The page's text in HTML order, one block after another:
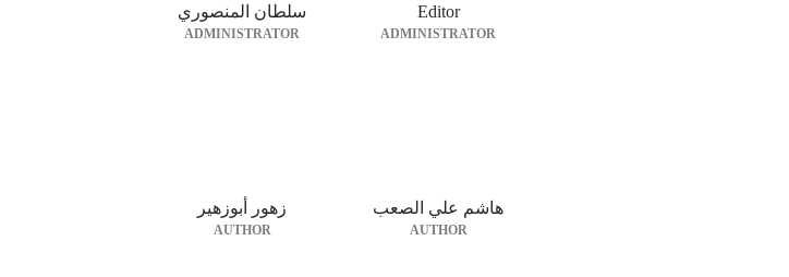
Editor
ADMINISTRATOR
سلطان المنصوري
ADMINISTRATOR
هاشم علي الصعب
AUTHOR
زهور أبوزهير
AUTHOR